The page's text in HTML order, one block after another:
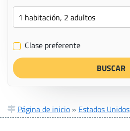
✔ Clase preferente
Página de inicio » Estados Unidos